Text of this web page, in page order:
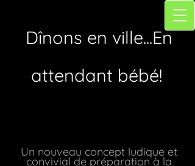
Dînons en ville...En
attendant bébé!
Un nouveau concept ludique et
convivial de préparation à la